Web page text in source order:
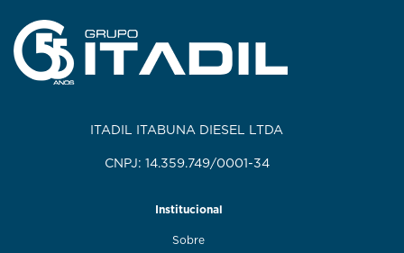
ITADIL ITABUNA DIESEL LTDA
CNPJ: 14.359.749/0001-34
Institucional
Sobre